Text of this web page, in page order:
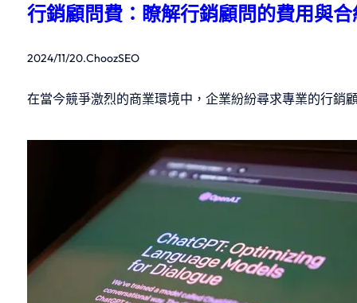
行銷顧問費：瞭解行銷顧問的費用與合
2024/11/20.ChoozSEO
在當今競爭激烈的商業環境中，企業紛紛尋求專業的行